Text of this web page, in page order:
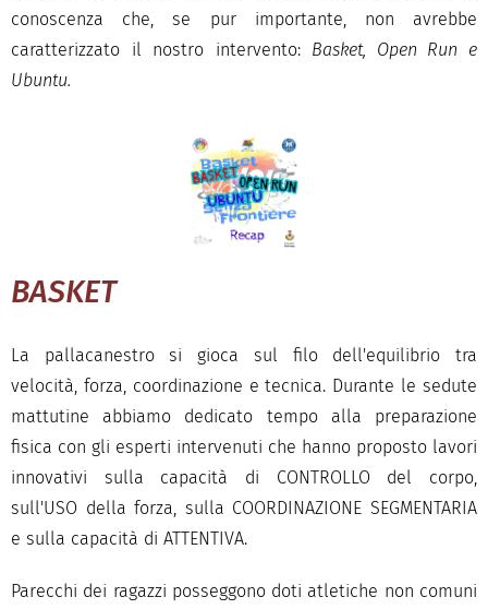
conoscenza che, se pur importante, non avrebbe
caratterizzato il nostro intervento: Basket, Open Run e
Ubuntu.
BASKET
La pallacanestro si gioca sul filo dell'equilibrio tra
velocità, forza, coordinazione e tecnica. Durante le sedute
mattutine abbiamo dedicato tempo alla preparazione
fisica con gli esperti intervenuti che hanno proposto lavori
innovativi sulla capacità di CONTROLLO del corpo,
sull'USO della forza, sulla COORDINAZIONE SEGMENTARIA
e sulla capacità di ATTENTIVA.
Parecchi dei ragazzi posseggono doti atletiche non comuni